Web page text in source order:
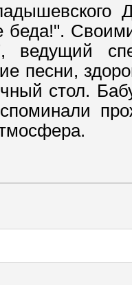
беда!".
ведущий
песни,
стол.